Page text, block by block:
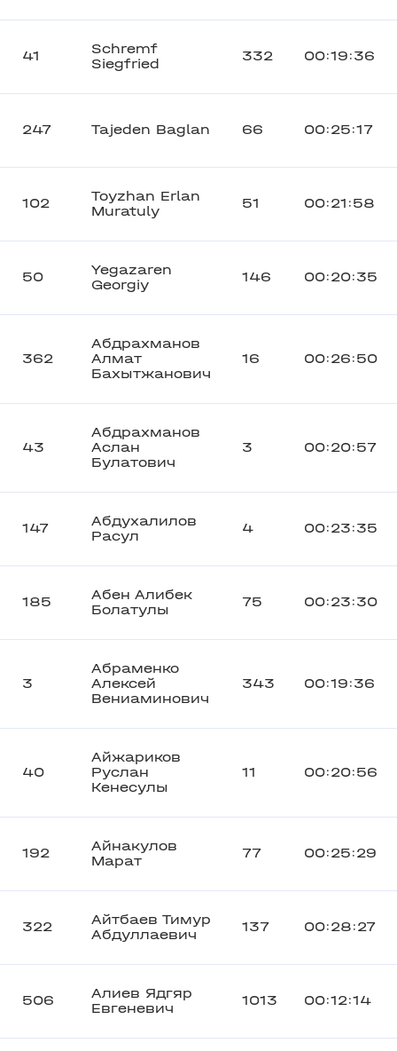
41
Schremf
Siegfried
332 00:19:36
247 Tajeden Baglan 66 00:25:17
102
Toyzhan Erlan
Muratuly
51 00:21:58
50
Yegazaren
Georgiy
146 00:20:35
362
Абдрахманов
Алмат
Бахытжанович
16 00:26:50
43
Абдрахманов
Аслан
Булатович
3 00:20:57
147
Абдухалилов
Расул
4 00:23:35
185
Абен Алибек
Болатулы
75 00:23:30
3
Абраменко
Алексей
Вениаминович
343 00:19:36
40
Айжариков
Руслан
Кенесулы
11 00:20:56
192
Айнакулов
Марат
77 00:25:29
322
Айтбаев Тимур
Абдуллаевич
137 00:28:27
506
Алиев Ядгяр
Евгеневич
1013 00:12:14